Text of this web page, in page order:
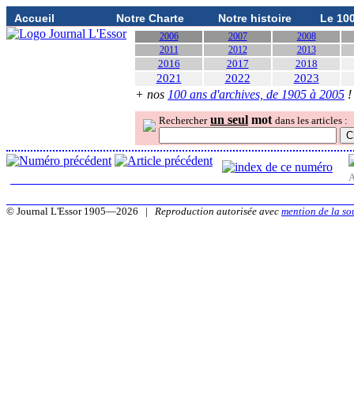
Accueil Notre Charte Notre histoire Le
2006 2007
2008
2011
2012 2013
2016 2017 2018
2021 2022 2023
+ nos 100 ans d'archives, de 1905 à 2005 !
Rechercher un seul mot dans les articles :
© Journal L'Essor 1905—2026 | Reproduction autorisée avec mention de la